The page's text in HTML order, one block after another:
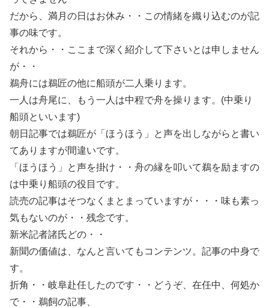
だから、満月の日はお休み・・この情緒を織り込むのが記
事の味です。
それから・・ここまで深く紹介して下さいとは申しません
が・・
鵜舟には鵜匠の他に船頭が二人乗ります。
一人は舟尾に、もう一人は中程で舟を操ります。(中乗り
船頭といいます)
朝日記事では鵜匠が「ほうほう」と声を出しながらと書い
てありますが間違いです。
「ほうほう」と声を掛け・・舟の縁を叩いて鵜を励ますの
は中乗り船頭の役目です。
読売の記事はそつなくまとまっていますが・・・味も素っ
気もないのが・・残念です。
新米記者諸氏どの・・
新聞の価値は、なんと言いてもコンテンツ。記事の中身で
す。
折角・・岐阜赴任したのです・・どうぞ、在任中、何処か
で・・鵜飼の記事、